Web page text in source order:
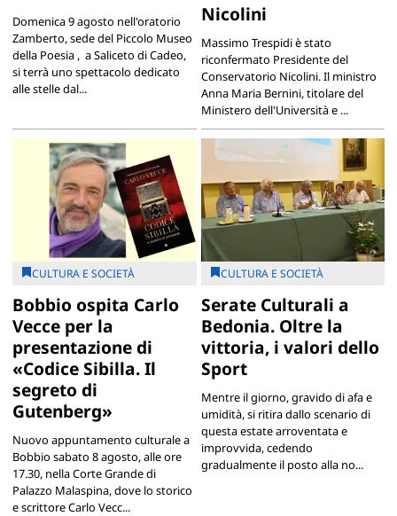
Domenica 9 agosto nell'oratorio
Zamberto, sede del Piccolo Museo
della Poesia , a Saliceto di Cadeo,
si terrà uno spettacolo dedicato
alle stelle dal...
Nicolini
Massimo Trespidi è stato
riconfermato Presidente del
Conservatorio Nicolini. Il ministro
Anna Maria Bernini, titolare del
Ministero dell'Università e ...
CULTURA E SOCIETÀ
Bobbio ospita Carlo
Vecce per la
presentazione di
«Codice Sibilla. Il
segreto di
Gutenberg»
Nuovo appuntamento culturale a
Bobbio sabato 8 agosto, alle ore
17.30, nella Corte Grande di
Palazzo Malaspina, dove lo storico
e scrittore Carlo Vecc...
CULTURA E SOCIETÀ
Serate Culturali a
Bedonia. Oltre la
vittoria, i valori dello
Sport
Mentre il giorno, gravido di afa e
umidità, si ritira dallo scenario di
questa estate arroventata e
improvvida, cedendo
gradualmente il posto alla no...